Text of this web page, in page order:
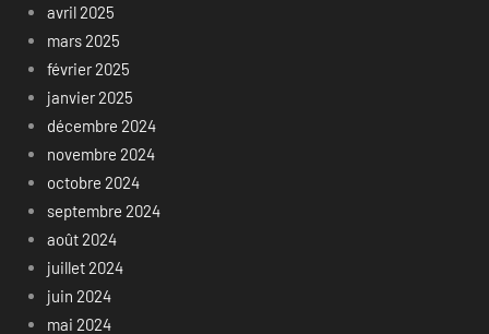
avril 2025
mars 2025
février 2025
janvier 2025
décembre 2024
novembre 2024
octobre 2024
septembre 2024
août 2024
juillet 2024
juin 2024
mai 2024